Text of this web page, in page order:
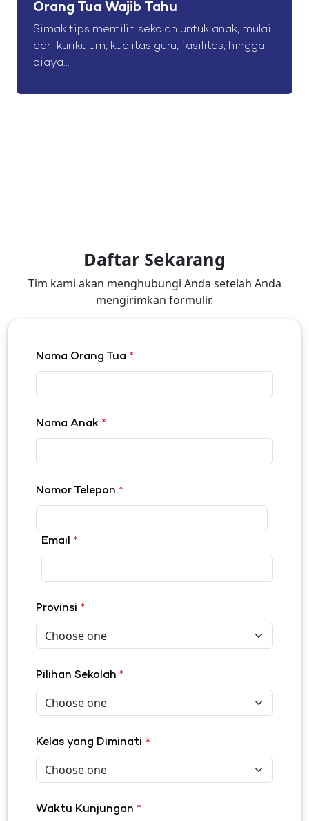
Orang Tua Wajib Tahu
Simak tips memilih sekolah untuk anak, mulai
dari kurikulum, kualitas guru, fasilitas, hingga
biaya...
Daftar Sekarang
Tim kami akan menghubungi Anda setelah Anda
mengirimkan formulir.
Nama Orang Tua *
Nama Anak *
Nomor Telepon *
Email *
Provinsi *
Pilihan Sekolah *
Kelas yang Diminati *
Waktu Kunjungan *